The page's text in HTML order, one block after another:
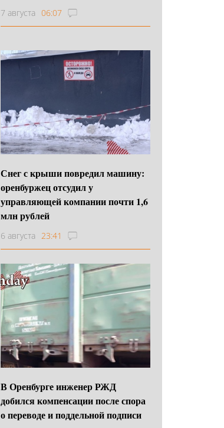
7 августа 06:07
Снег с крыши повредил машину:
оренбуржец отсудил у
управляющей компании почти 1,6
млн рублей
6 августа 23:41
В Оренбурге инженер РЖД
добился компенсации после спора
о переводе и поддельной подписи